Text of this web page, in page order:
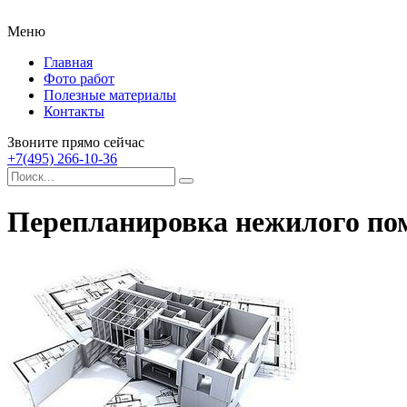
Меню
Главная
Фото работ
Полезные материалы
Контакты
Звоните прямо сейчас
+7(495) 266-10-36
Перепланировка нежилого